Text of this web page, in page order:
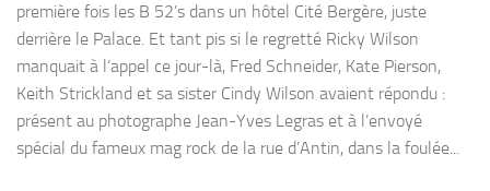
première fois les B 52’s dans un hôtel Cité Bergère, juste
derrière le Palace. Et tant pis si le regretté Ricky Wilson
manquait à l’appel ce jour-là, Fred Schneider, Kate Pierson,
Keith Strickland et sa sister Cindy Wilson avaient répondu :
présent au photographe Jean-Yves Legras et à l’envoyé
spécial du fameux mag rock de la rue d’Antin, dans la foulée...